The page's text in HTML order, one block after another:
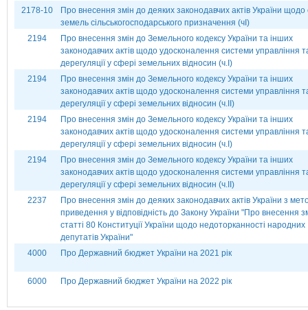
2178-10
Про внесення змін до деяких законодавчих актів України щодо
земель сільськогосподарського призначення (чІ)
2194
Про внесення змін до Земельного кодексу України та інших
законодавчих актів щодо удосконалення системи управління
дерегуляції у сфері земельних відносин (ч.І)
2194
Про внесення змін до Земельного кодексу України та інших
законодавчих актів щодо удосконалення системи управління
дерегуляції у сфері земельних відносин (ч.ІІ)
2194
Про внесення змін до Земельного кодексу України та інших
законодавчих актів щодо удосконалення системи управління
дерегуляції у сфері земельних відносин (ч.І)
2194
Про внесення змін до Земельного кодексу України та інших
законодавчих актів щодо удосконалення системи управління
дерегуляції у сфері земельних відносин (ч.ІІ)
2237
Про внесення змін до деяких законодавчих актів України з
приведення у відповідність до Закону України "Про внесення
статті 80 Конституції України щодо недоторканності народних
депутатів України"
4000
Про Державний бюджет України на 2021 рік
6000 Про Державний бюджет України на 2022 рік